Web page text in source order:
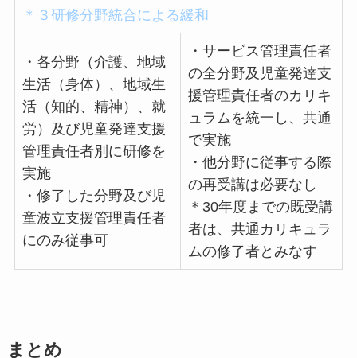
＊３研修分野統合による緩和
・各分野（介護、地域
生活（身体）、地域生
活（知的、精神）、就
労）及び児童発達支援
管理責任者別に研修を
実施
・修了した分野及び児
童波立支援管理責任者
にのみ従事可
・サービス管理責任者
の全分野及児童発達支
援管理責任者のカリキ
ュラムを統一し、共通
で実施
・他分野に従事する際
の再受講は必要なし
＊30年度までの既受講
者は、共通カリキュラ
ムの修了者とみなす
まとめ